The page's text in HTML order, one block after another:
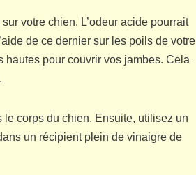
votre chien. L’odeur acide pourrait
de ce dernier sur les poils de votre
hautes pour couvrir vos jambes. Cela
corps du chien. Ensuite, utilisez un
un récipient plein de vinaigre de